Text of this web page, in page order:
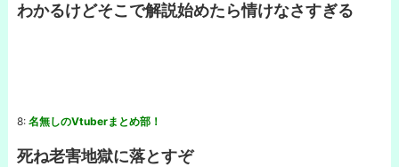
わかるけどそこで解説始めたら情けなさすぎる
8: 名無しのVtuberまとめ部！
死ね老害地獄に落とすぞ